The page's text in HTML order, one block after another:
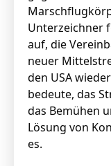
Unterzeichner
auf, die
neuer
den USA
bedeute, das
das Bemühen
Lösung von
es.